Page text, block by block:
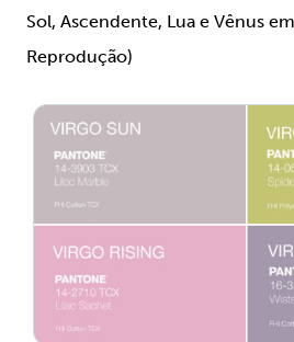
Sol, Ascendente, Lua e Vênus
Reprodução)